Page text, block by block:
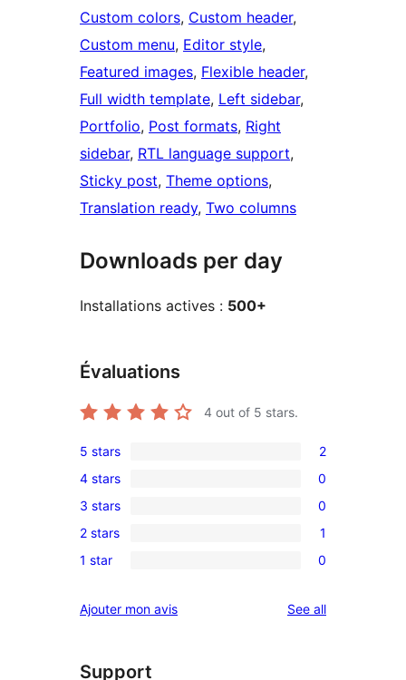
Custom colors, Custom header
Custom menu, Editor style
Featured images, Flexible header
Full width template, Left sidebar
Portfolio, Post formats, Right
sidebar, RTL language support
Sticky post, Theme options
Translation ready, Two columns
Downloads per day
Installations actives : 500+
Évaluations
4 out of 5 stars.
2
5-
star
reviews
5 stars 2
0
4-
star
reviews
4 stars 0
0
3-
star
3 stars 0
1
2-
review
2 stars 1
0
star
1 star 0
Ajouter mon avis See allreviews
Support